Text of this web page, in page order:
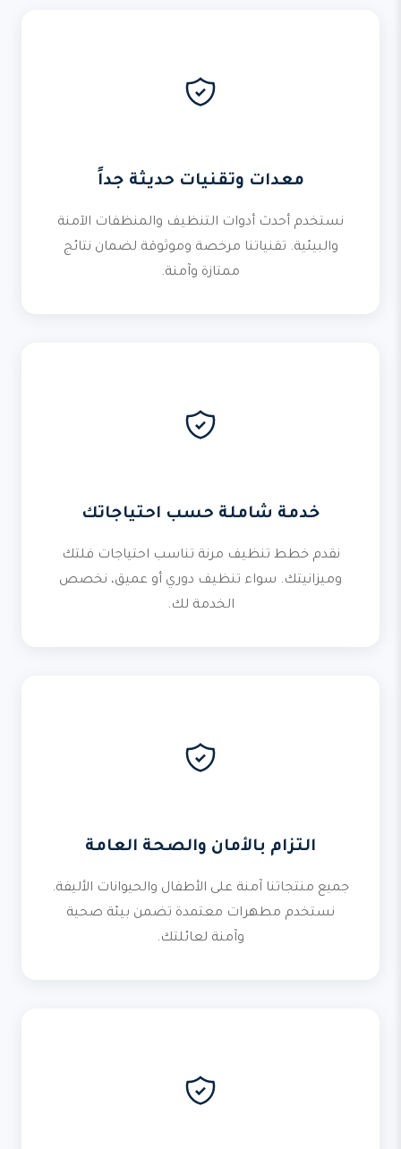
معدات وتقنيات حديثة جداً
نستخدم أحدث أدوات التنظيف والمنظفات الآمنة
والبيئية. تقنياتنا مرخصة وموثوقة لضمان نتائج
ممتازة وآمنة.
خدمة شاملة حسب احتياجاتك
نقدم خطط تنظيف مرنة تناسب احتياجات فلتك
وميزانيتك. سواء تنظيف دوري أو عميق، نخصص
الخدمة لك.
التزام بالأمان والصحة العامة
جميع منتجاتنا آمنة على الأطفال والحيوانات الأليفة.
نستخدم مطهرات معتمدة تضمن بيئة صحية
وآمنة لعائلتك.